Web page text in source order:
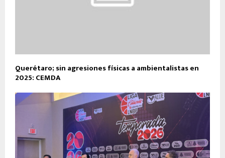
Querétaro; sin agresiones físicas a ambientalistas en
2025: CEMDA